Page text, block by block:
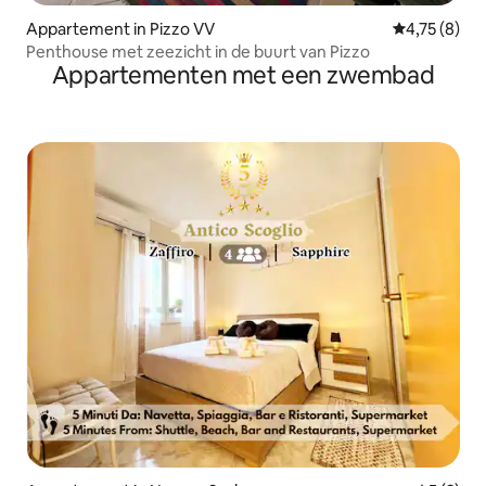
Appartement in Pizzo VV
4,75 (8)
Penthouse met zeezicht in de buurt van Pizzo
Appartementen met een zwembad